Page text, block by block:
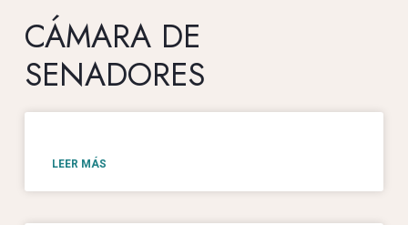
CÁMARA DE
SENADORES
LEER MÁS